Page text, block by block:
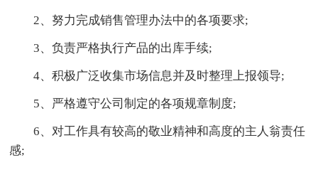
2、努力完成销售管理办法中的各项要求;
3、负责严格执行产品的出库手续;
4、积极广泛收集市场信息并及时整理上报领导;
5、严格遵守公司制定的各项规章制度;
6、对工作具有较高的敬业精神和高度的主人翁责任
感;